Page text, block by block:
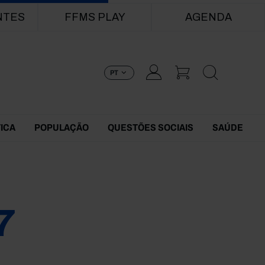
FFMS PLAY AGENDA
PT
POPULAÇÃO QUESTÕES SOCIAIS SAÚDE